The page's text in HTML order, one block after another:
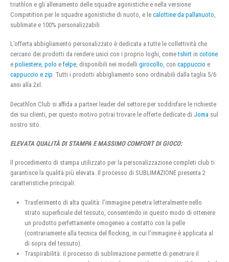
triathlon e gli allenamento delle squadre agonistiche e nella versione
Competition per le squadre agonistiche di nuoto, e le calottine da pallanuoto,
sublimate e 100% personalizzabili
L’offerta abbigliamento personalizzato è dedicata a tutte le collettività che
cercano dei prodotti da rendere unici con i proprio loghi, cometshirt in cotone
e poliestere, polo e felpe, disponibili nei modelli girocollo, con cappuccio e
cappuccio e zip. Tutti i prodotti abbigliamento sono ordinabili dalla taglia 5/6
anni alla 2xl.
Decathlon Club si affida a partner leader del settore per soddisfare le richieste
dei sui clienti, per questo motivo potrai trovare le offerte dedicate di Joma sul
nostro sito.
ELEVATA QUALITÀ DI STAMPA E MASSIMO COMFORT DI GIOCO:
Il procedimento di stampa utilizzato per la personalizzazione completi club ti
garantisce la qualità più elevata. Il processo di SUBLIMAZIONE presenta 2
caratteristiche principali:
Trasferimento di alta qualità: l’immagine penetra letteralmente nello
strato superficiale del tessuto, consentendo in questo modo di ottenere
un prodotto perfettamente omogeneo a contatto con la pelle
(contrariamente alla tecnica del flocking, in cui l’immagine è applicata al
di sopra del tessuto).
Traspirabilità: il processo di sublimazione permette di penetrare il